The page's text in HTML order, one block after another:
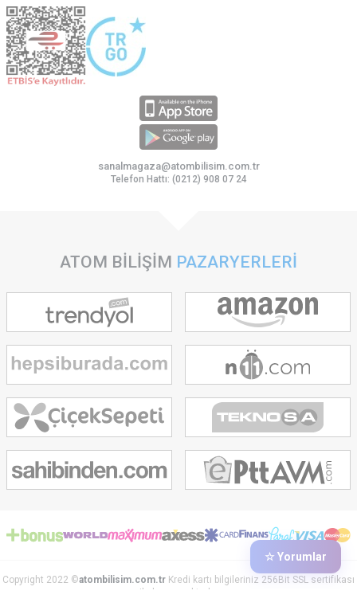
☆ Yorumlar
sanalmagaza@atombilisim.com.tr
Telefon Hattı: (0212) 908 07 24
ATOM BİLİŞİM PAZARYERLERİ
Copyright 2022 ©atombilisim.com.tr Kredi kartı bilgileriniz 256Bit SSL sertifikası
ile korunmaktadır.